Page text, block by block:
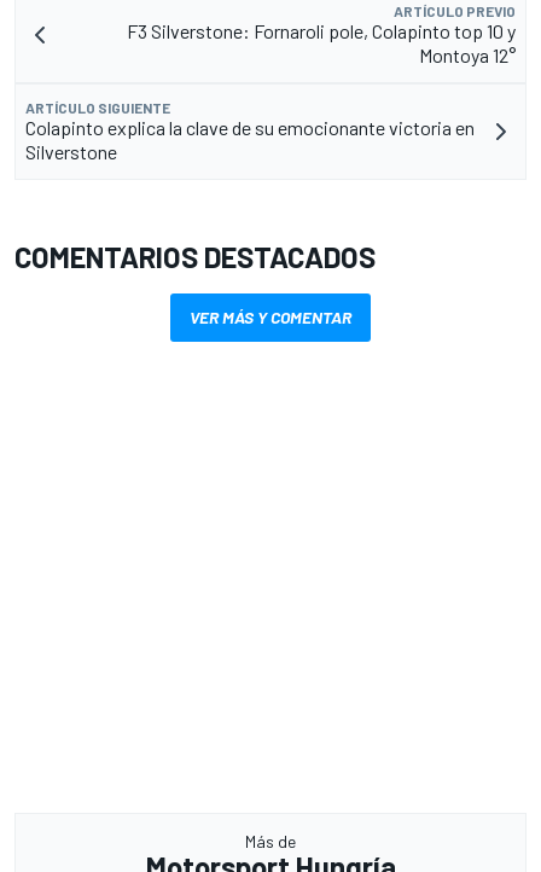
ARTÍCULO PREVIO
F3 Silverstone: Fornaroli pole, Colapinto top 10 y
Montoya 12°
ARTÍCULO SIGUIENTE
Colapinto explica la clave de su emocionante victoria en
Silverstone
COMENTARIOS DESTACADOS
VER MÁS Y COMENTAR
Más de